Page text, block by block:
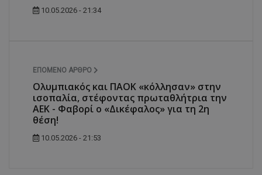
10.05.2026 - 21:34
ΕΠΌΜΕΝΟ ΆΡΘΡΟ
Ολυμπιακός και ΠΑΟΚ «κόλλησαν» στην
ισοπαλία, στέφοντας πρωταθλήτρια την
ΑΕΚ - Φαβορί ο «Δικέφαλος» για τη 2η
θέση!
10.05.2026 - 21:53